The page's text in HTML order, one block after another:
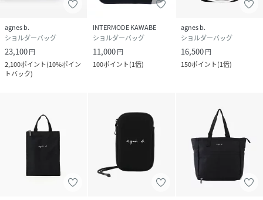
agnes b.
ショルダーバッグ
23,100円
2,100ポイント(10%ポイン
トバック)
INTERMODE KAWABE
ショルダーバッグ
11,000円
100ポイント(1倍)
agnes b.
ショルダーバッグ
16,500円
150ポイント(1倍)